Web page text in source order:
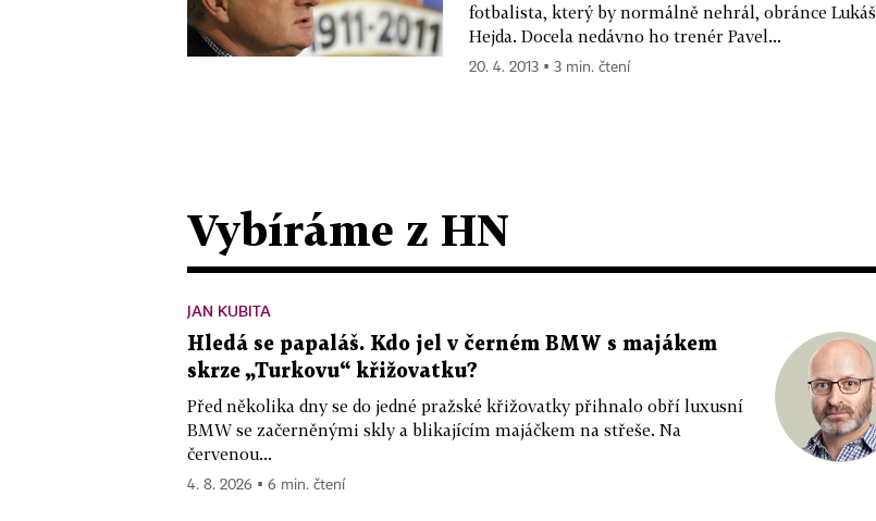
fotbalista, který by normálně nehrál, obránce Lukáš
Hejda. Docela nedávno ho trenér Pavel...
20. 4. 2013 ▪ 3 min. čtení
Vybíráme z HN
JAN KUBITA
Hledá se papaláš. Kdo jel v černém BMW s majákem
skrze „Turkovu“ křižovatku?
Před několika dny se do jedné pražské křižovatky přihnalo obří luxusní
BMW se začerněnými skly a blikajícím majáčkem na střeše. Na
červenou...
4. 8. 2026 ▪ 6 min. čtení